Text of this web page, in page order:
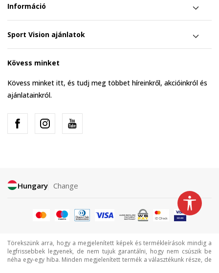
Információ
Sport Vision ajánlatok
Kövess minket
Kövess minket itt, és tudj meg többet híreinkről, akcióinkról és
ajánlatainkról.
Hungary Change
Törekszünk arra, hogy a megjelenített képek és termékleírások mindig a
legfrissebbek legyenek, de nem tujuk garantálni, hogy nem csúszik be
néha egy-egy hiba. Minden megjelenített termék a választékunk része, de